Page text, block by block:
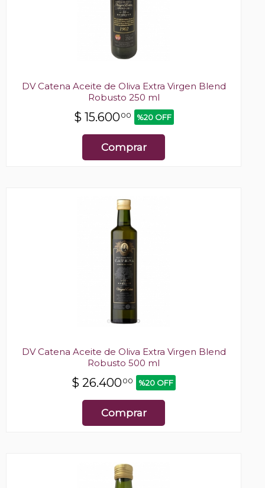
DV Catena Aceite de Oliva Extra Virgen Blend
Robusto 250 ml
$ 15.60000 %20 OFF
Comprar
DV Catena Aceite de Oliva Extra Virgen Blend
Robusto 500 ml
$ 26.40000 %20 OFF
Comprar